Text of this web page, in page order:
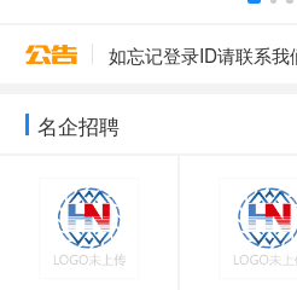
如忘记登录ID请联系我
澄迈县公安局关于2024
关于免费广告位申请流
名企招聘